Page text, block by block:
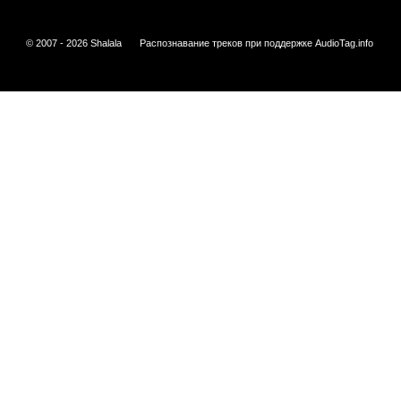
© 2007 - 2026 Shalala Распознавание треков при поддержке AudioTag.info